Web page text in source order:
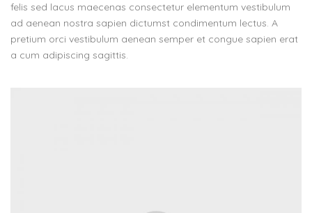
felis sed lacus maecenas consectetur elementum vestibulum
ad aenean nostra sapien dictumst condimentum lectus. A
pretium orci vestibulum aenean semper et congue sapien erat
a cum adipiscing sagittis.